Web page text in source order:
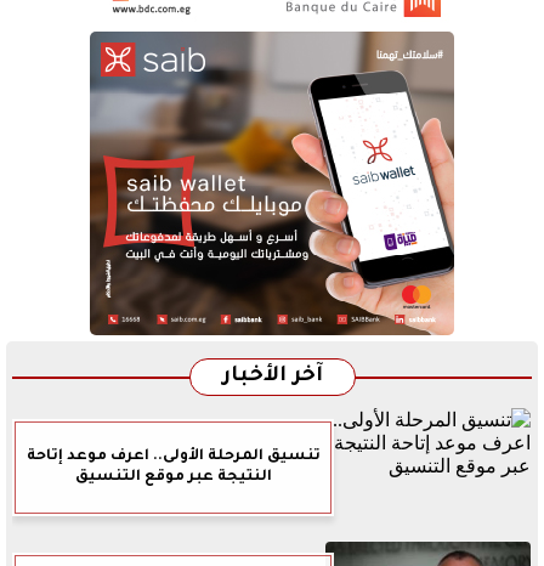
آخر الأخبار
تنسيق المرحلة الأولى.. اعرف موعد إتاحة
النتيجة عبر موقع التنسيق